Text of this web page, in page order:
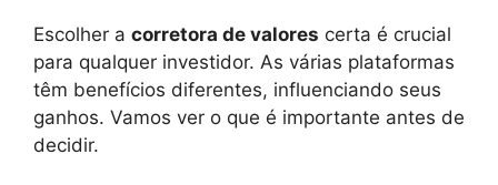
Escolher a corretora de valores certa é crucial
para qualquer investidor. As várias plataformas
têm benefícios diferentes, influenciando seus
ganhos. Vamos ver o que é importante antes de
decidir.